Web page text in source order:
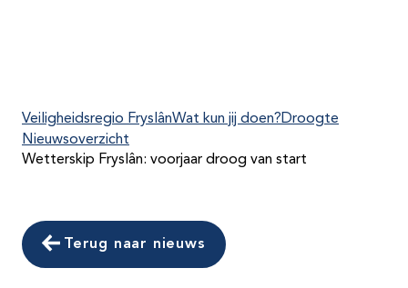
Veiligheidsregio FryslânWat kun jij doen?Droogte
Nieuwsoverzicht
Wetterskip Fryslân: voorjaar droog van start
Terug naar nieuws